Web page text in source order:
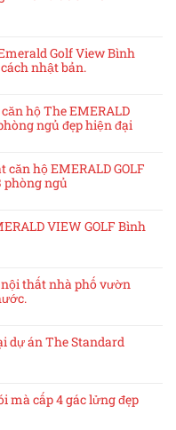
Golf View Bình
nhật bản.
hộ The EMERALD
ngủ đẹp hiện đại
hộ EMERALD GOLF
phòng ngủ
VIEW GOLF Bình
thất nhà phố vườn
dự án The Standard
mà cấp 4 gác lửng đẹp